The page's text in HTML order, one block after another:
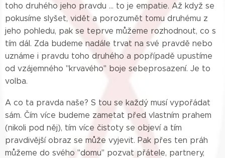
toho druhého jeho pravdu ... to je empatie. Až když se
pokusíme slyšet, vidět a porozumět tomu druhému z
jeho pohledu, pak se teprve můžeme rozhodnout, co s
tím dál. Zda budeme nadále trvat na své pravdě nebo
uznáme i pravdu toho druhého a popřípadě upustíme
od vzájemného "krvavého" boje sebeprosazení. Je to
volba.
A co ta pravda naše? S tou se každý musí vypořádat
sám. Čím více budeme zametat před vlastním prahem
(nikoli pod něj), tím více čistoty se objeví a tím
pravdivější obraz se může vyjevit. Pak přes ten práh
můžeme do svého "domu" pozvat přátele, partnery,